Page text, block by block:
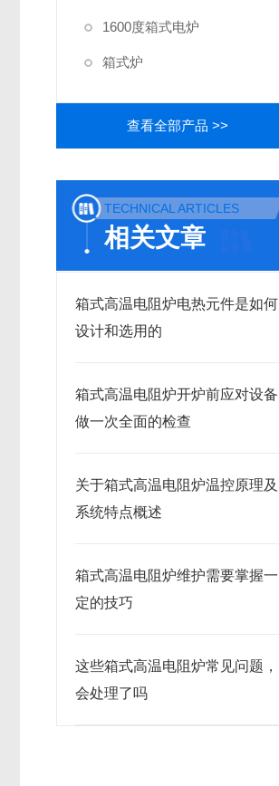
1600度箱式电炉
箱式炉
查看全部产品 >>
TECHNICAL ARTICLES
相关文章
箱式高温电阻炉电热元件是如何
设计和选用的
箱式高温电阻炉开炉前应对设备
做一次全面的检查
关于箱式高温电阻炉温控原理及
系统特点概述
箱式高温电阻炉维护需要掌握一
定的技巧
这些箱式高温电阻炉常见问题，
会处理了吗